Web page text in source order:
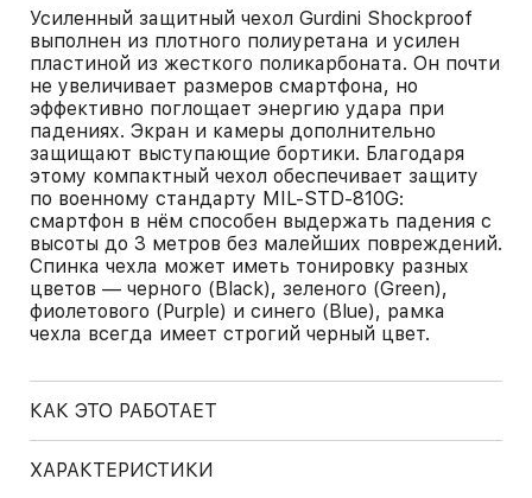
Усиленный защитный чехол Gurdini Shockproof
выполнен из плотного полиуретана и усилен
пластиной из жесткого поликарбоната. Он почти
не увеличивает размеров смартфона, но
эффективно поглощает энергию удара при
падениях. Экран и камеры дополнительно
защищают выступающие бортики. Благодаря
этому компактный чехол обеспечивает защиту
по военному стандарту MIL-STD-810G:
смартфон в нём способен выдержать падения с
высоты до 3 метров без малейших повреждений.
Спинка чехла может иметь тонировку разных
цветов — черного (Black), зеленого (Green),
фиолетового (Purple) и синего (Blue), рамка
чехла всегда имеет строгий черный цвет.
КАК ЭТО РАБОТАЕТ
ХАРАКТЕРИСТИКИ